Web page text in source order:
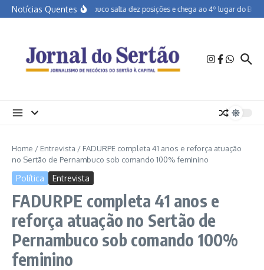
Ir para o conteúdo
Notícias QuentesPernambuco salta dez posições e chega ao 4º lugar do Brasil
Home / Entrevista / FADURPE completa 41 anos e reforça atuação
no Sertão de Pernambuco sob comando 100% feminino
Política Entrevista
FADURPE completa 41 anos e
reforça atuação no Sertão de
Pernambuco sob comando 100%
feminino